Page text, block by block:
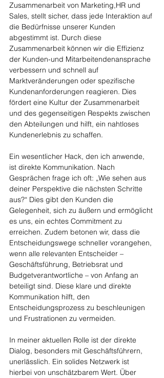
Zusammenarbeit von Marketing,HR und
Sales, stellt sicher, dass jede Interaktion auf
die Bedürfnisse unserer Kunden
abgestimmt ist. Durch diese
Zusammenarbeit können wir die Effizienz
der Kunden-und Mitarbeitendenansprache
verbessern und schnell auf
Marktveränderungen oder spezifische
Kundenanforderungen reagieren. Dies
fördert eine Kultur der Zusammenarbeit
und des gegenseitigen Respekts zwischen
den Abteilungen und hilft, ein nahtloses
Kundenerlebnis zu schaffen.
Ein wesentlicher Hack, den ich anwende,
ist direkte Kommunikation. Nach
Gesprächen frage ich oft: „Wie sehen aus
deiner Perspektive die nächsten Schritte
aus?“ Dies gibt den Kunden die
Gelegenheit, sich zu äußern und ermöglicht
es uns, ein echtes Commitment zu
erreichen. Zudem betonen wir, dass die
Entscheidungswege schneller vorangehen,
wenn alle relevanten Entscheider –
Geschäftsführung, Betriebsrat und
Budgetverantwortliche – von Anfang an
beteiligt sind. Diese klare und direkte
Kommunikation hilft, den
Entscheidungsprozess zu beschleunigen
und Frustrationen zu vermeiden.
In meiner aktuellen Rolle ist der direkte
Dialog, besonders mit Geschäftsführern,
unerlässlich. Ein solides Netzwerk ist
hierbei von unschätzbarem Wert. Über